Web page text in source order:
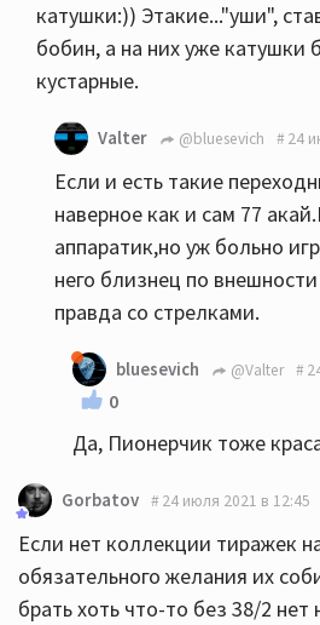
катушки:)) Этакие..."уши",
бобин, а на них уже
кустарные.
Valter @bluesevich 24
Если и есть такие
наверное как и сам 77
аппаратик,но уж больно
него близнец по
правда со стрелками.
bluesevich @Valter
0
Да, Пионерчик тоже
Gorbatov 24 июля 2021 в 12:45
Если нет коллекции тиражек
обязательного желания их
брать хоть что-то без 38/2 нет